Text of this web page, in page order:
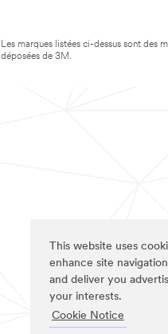
This website uses
enhance site
and deliver you
your interests.
Cookie Notice
Les marques listées ci-dessus sont des
déposées de 3M.